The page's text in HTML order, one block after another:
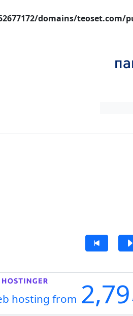
domains/
hosting from 2,79